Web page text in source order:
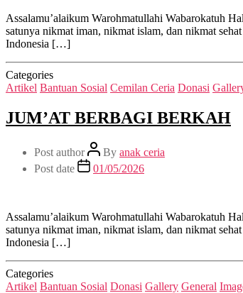
Assalamu’alaikum Warohmatullahi Wabarokatuh
satunya nikmat iman, nikmat islam, dan nikmat
Indonesia […]
Categories
Artikel Bantuan Sosial Cemilan Ceria Donasi
JUM’AT BERBAGI BERKAH
Post author By anak ceria
Post date
01/05/2026
Assalamu’alaikum Warohmatullahi Wabarokatuh
satunya nikmat iman, nikmat islam, dan nikmat
Indonesia […]
Categories
Artikel Bantuan Sosial Donasi Gallery General